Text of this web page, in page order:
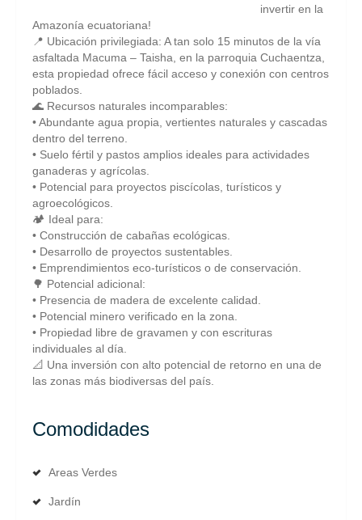
invertir en la
Amazonía ecuatoriana!
📍 Ubicación privilegiada: A tan solo 15 minutos de la vía
asfaltada Macuma – Taisha, en la parroquia Cuchaentza,
esta propiedad ofrece fácil acceso y conexión con centros
poblados.
🌊 Recursos naturales incomparables:
• Abundante agua propia, vertientes naturales y cascadas
dentro del terreno.
• Suelo fértil y pastos amplios ideales para actividades
ganaderas y agrícolas.
• Potencial para proyectos piscícolas, turísticos y
agroecológicos.
🏕️ Ideal para:
• Construcción de cabañas ecológicas.
• Desarrollo de proyectos sustentables.
• Emprendimientos eco-turísticos o de conservación.
🌳 Potencial adicional:
• Presencia de madera de excelente calidad.
• Potencial minero verificado en la zona.
• Propiedad libre de gravamen y con escrituras
individuales al día.
📐 Una inversión con alto potencial de retorno en una de
las zonas más biodiversas del país.
Comodidades
Areas Verdes
Jardín